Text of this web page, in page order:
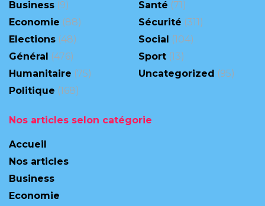
Business (9)
Economie (88)
Elections (48)
Général (476)
Humanitaire (75)
Politique (168)
Santé (71)
Sécurité (311)
Social (104)
Sport (13)
Uncategorized (95)
Nos articles selon catégorie
Accueil
Nos articles
Business
Economie